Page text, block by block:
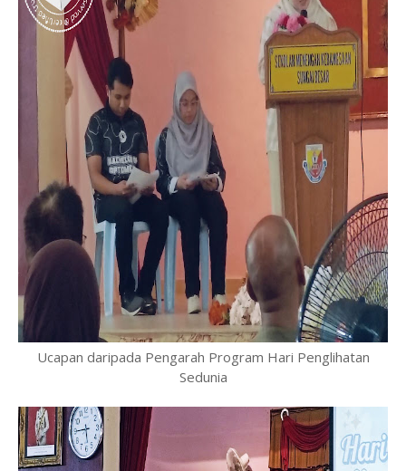
Ucapan daripada Pengarah Program Hari Penglihatan
Sedunia